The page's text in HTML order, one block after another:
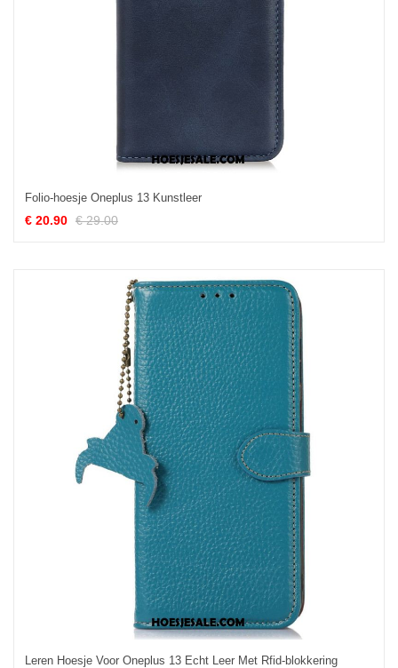
Folio-hoesje Oneplus 13 Kunstleer
€ 20.90 € 29.00
Leren Hoesje Voor Oneplus 13 Echt Leer Met Rfid-blokkering